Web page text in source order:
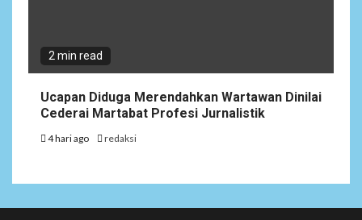
2 min read
Ucapan Diduga Merendahkan Wartawan Dinilai
Cederai Martabat Profesi Jurnalistik
4 hari ago redaksi